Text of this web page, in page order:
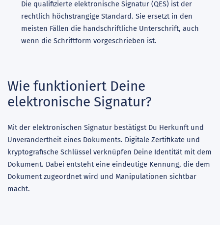
Die qualifizierte elektronische Signatur (QES) ist der
rechtlich höchstrangige Standard. Sie ersetzt in den
meisten Fällen die handschriftliche Unterschrift, auch
wenn die Schriftform vorgeschrieben ist.
Wie funktioniert Deine
elektronische Signatur?
Mit der elektronischen Signatur bestätigst Du Herkunft und
Unverändertheit eines Dokuments. Digitale Zertifikate und
kryptografische Schlüssel verknüpfen Deine Identität mit dem
Dokument. Dabei entsteht eine eindeutige Kennung, die dem
Dokument zugeordnet wird und Manipulationen sichtbar
macht.